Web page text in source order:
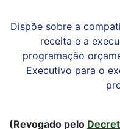
Dispõe sobre a
receita e a
programação
Executivo para o
(Revogado pelo